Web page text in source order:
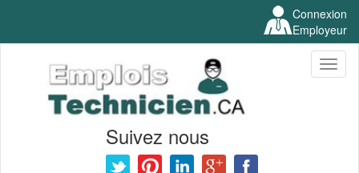
Connexion
Employeur
Suivez nous